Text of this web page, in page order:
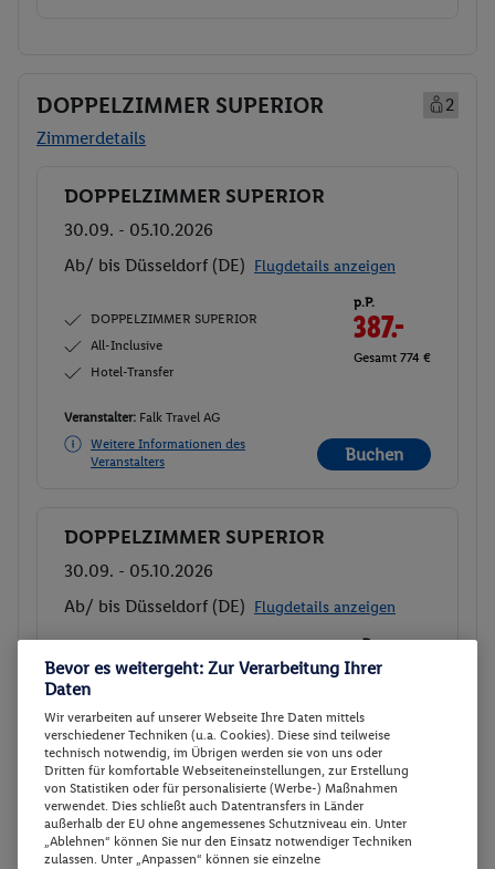
DOPPELZIMMER SUPERIOR
2
Zimmerdetails
Buchen
DOPPELZIMMER SUPERIOR
30.09. - 05.10.2026
Ab/ bis Düsseldorf (DE) Flugdetails anzeigen
DOPPELZIMMER SUPERIOR
All-Inclusive
Hotel-Transfer
p.P.
387.-
Gesamt 774 €
Veranstalter: Falk Travel AG
Weitere Informationen des
Veranstalters
Buchen
Buchen
DOPPELZIMMER SUPERIOR
30.09. - 05.10.2026
Ab/ bis Düsseldorf (DE) Flugdetails anzeigen
DOPPELZIMMER SUPERIOR
Hotel-Transfer
p.P.
401.-
Veranstalter:SPICA TRAVEL AG
Weitere Informationen des
Veranstalters
Buchen
Bevor es weitergeht: Zur Verarbeitung Ihrer
Daten
Wir verarbeiten auf unserer Webseite Ihre Daten mittels
verschiedener Techniken (u.a. Cookies). Diese sind teilweise
technisch notwendig, im Übrigen werden sie von uns oder
Dritten für komfortable Webseiteneinstellungen, zur Erstellung
von Statistiken oder für personalisierte (Werbe-) Maßnahmen
verwendet. Dies schließt auch Datentransfers in Länder
außerhalb der EU ohne angemessenes Schutzniveau ein. Unter
„Ablehnen“ können Sie nur den Einsatz notwendiger Techniken
zulassen. Unter „Anpassen“ können sie einzelne